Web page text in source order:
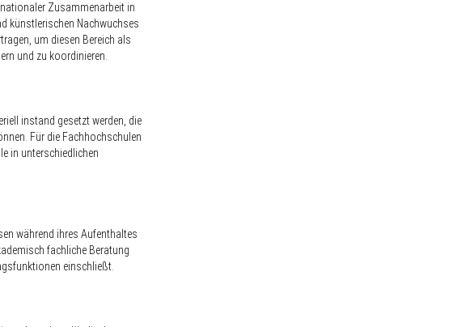
Zusammenarbeit in
künstlerischen Nachwuchses
um diesen Bereich als
und zu koordinieren.
instand gesetzt werden, die
Für die Fachhochschulen
in unterschiedlichen
während ihres Aufenthaltes
fachliche Beratung
einschließt.